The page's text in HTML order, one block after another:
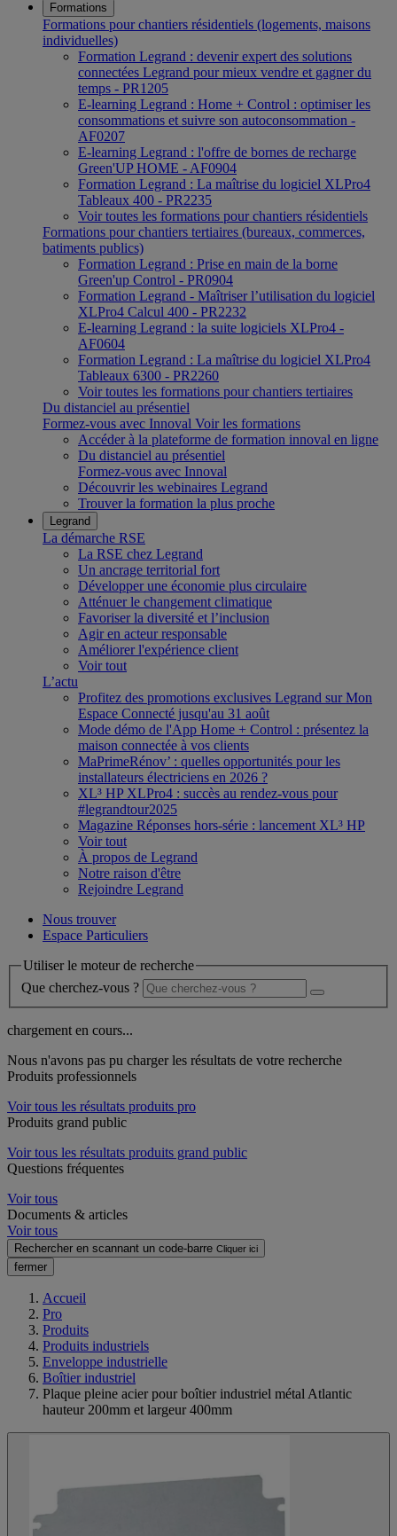
Formations
Formations pour chantiers résidentiels (logements, maisons
individuelles)
Formation Legrand : devenir expert des solutions
connectées Legrand pour mieux vendre et gagner du
temps - PR1205
E-learning Legrand : Home + Control : optimiser les
consommations et suivre son autoconsommation -
AF0207
E-learning Legrand : l'offre de bornes de recharge
Green'UP HOME - AF0904
Formation Legrand : La maîtrise du logiciel XLPro4
Tableaux 400 - PR2235
Voir toutes les formations pour chantiers résidentiels
Formations pour chantiers tertiaires (bureaux, commerces,
batiments publics)
Formation Legrand : Prise en main de la borne
Green'up Control - PR0904
Formation Legrand - Maîtriser l’utilisation du logiciel
XLPro4 Calcul 400 - PR2232
E-learning Legrand : la suite logiciels XLPro4 -
AF0604
Formation Legrand : La maîtrise du logiciel XLPro4
Tableaux 6300 - PR2260
Voir toutes les formations pour chantiers tertiaires
Du distanciel au présentiel
Formez-vous avec Innoval Voir les formations
Accéder à la plateforme de formation innoval en ligne
Du distanciel au présentiel
Formez-vous avec Innoval
Découvrir les webinaires Legrand
Trouver la formation la plus proche
Legrand
La démarche RSE
La RSE chez Legrand
Un ancrage territorial fort
Développer une économie plus circulaire
Atténuer le changement climatique
Favoriser la diversité et l’inclusion
Agir en acteur responsable
Améliorer l'expérience client
Voir tout
L’actu
Profitez des promotions exclusives Legrand sur Mon
Espace Connecté jusqu'au 31 août
Mode démo de l'App Home + Control : présentez la
maison connectée à vos clients
MaPrimeRénov’ : quelles opportunités pour les
installateurs électriciens en 2026 ?
XL³ HP XLPro4 : succès au rendez-vous pour
#legrandtour2025
Magazine Réponses hors-série : lancement XL³ HP
Voir tout
À propos de Legrand
Notre raison d'être
Rejoindre Legrand
Nous trouver
Espace Particuliers
Utiliser le moteur de recherche
Que cherchez-vous ?
chargement en cours...
Nous n'avons pas pu charger les résultats de votre recherche
Produits professionnels
Voir tous les résultats produits pro
Produits grand public
Voir tous les résultats produits grand public
Questions fréquentes
Voir tous
Documents & articles
Voir tous
Rechercher en scannant un code-barre Cliquer ici
fermer
Accueil
Pro
Produits
Produits industriels
Enveloppe industrielle
Boîtier industriel
Plaque pleine acier pour boîtier industriel métal Atlantic
hauteur 200mm et largeur 400mm